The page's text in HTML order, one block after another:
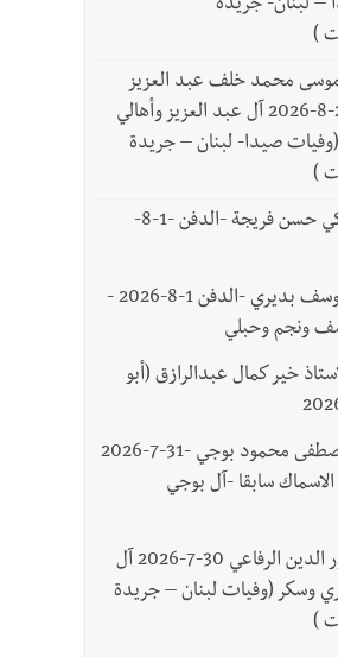
– لبنان- جريدة
)
محمد خلف عبد العزيز
والدفن الأحد 2-8-2026 آل عبد العزيز وأهالي
(وفيات صيدا- لبنان – جريدة
)
وفاة الحاج زكي حسن فريجة -الدفن -1-8-
وفاة بدرية يوسف بديري -الدفن 1-8-2026 -
ونجم وحبلي
خير كمال عبدالرازق (أبو
وفاة الحاج مصطفى محمود بوجي -31-7-2026
سابقا -آل بوجي
وفاة الحاج نور الدين الرفاعي 30-7-2026 آل
وسكر (وفيات لبنان – جريدة
)